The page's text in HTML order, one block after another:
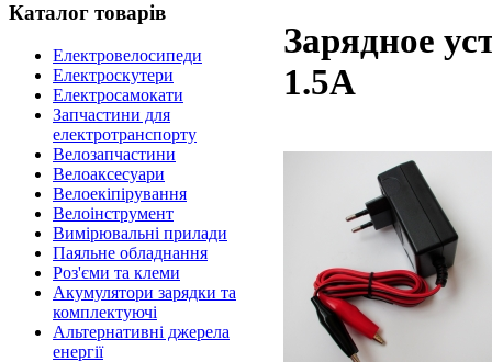
Зарядное
1.5A
Каталог товарів
Електровелосипеди
Електроскутери
Електросамокати
Запчастини для
електротранспорту
Велозапчастини
Велоаксесуари
Велоекіпірування
Велоінструмент
Вимірювальні прилади
Паяльне обладнання
Роз'єми та клеми
Акумулятори зарядки та
комплектуючі
Альтернативні джерела
енергії